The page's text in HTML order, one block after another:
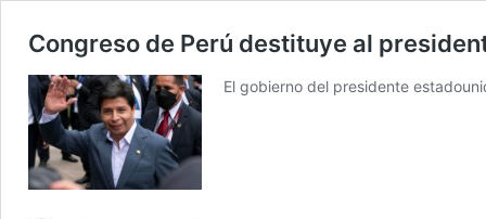
Congreso de Perú destituye al
El gobierno del presidente